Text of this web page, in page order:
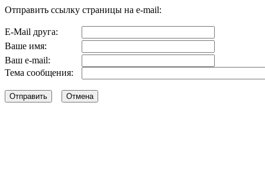
Отправить ссылку страницы на e-mail:
E-Mail друга:
Ваше имя:
Ваш e-mail:
Тема сообщения: